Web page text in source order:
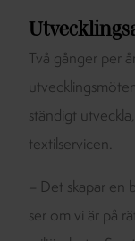
Två gånger per
ständigt
textilservicen.
– Det skapar
ser om vi är på